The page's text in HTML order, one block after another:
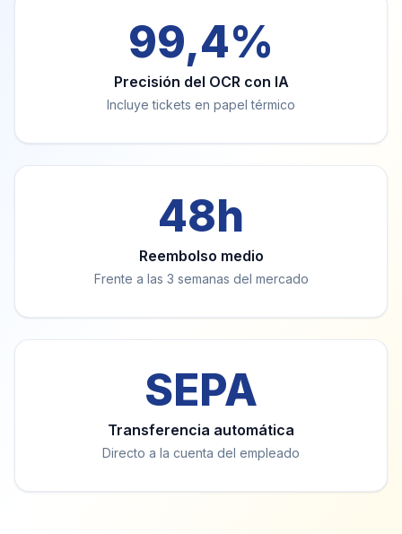
99,4%
Precisión del OCR con IA
Incluye tickets en papel térmico
48h
Reembolso medio
Frente a las 3 semanas del mercado
SEPA
Transferencia automática
Directo a la cuenta del empleado